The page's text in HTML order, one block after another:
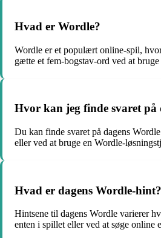
Hvad er Wordle?
Wordle er et populært online-spil,
gætte et fem-bogstav-ord ved at
Hvor kan jeg finde svaret på
Du kan finde svaret på dagens
eller ved at bruge en Wordle-
Hvad er dagens Wordle-hint?
Hintsene til dagens Wordle varierer
enten i spillet eller ved at søge online